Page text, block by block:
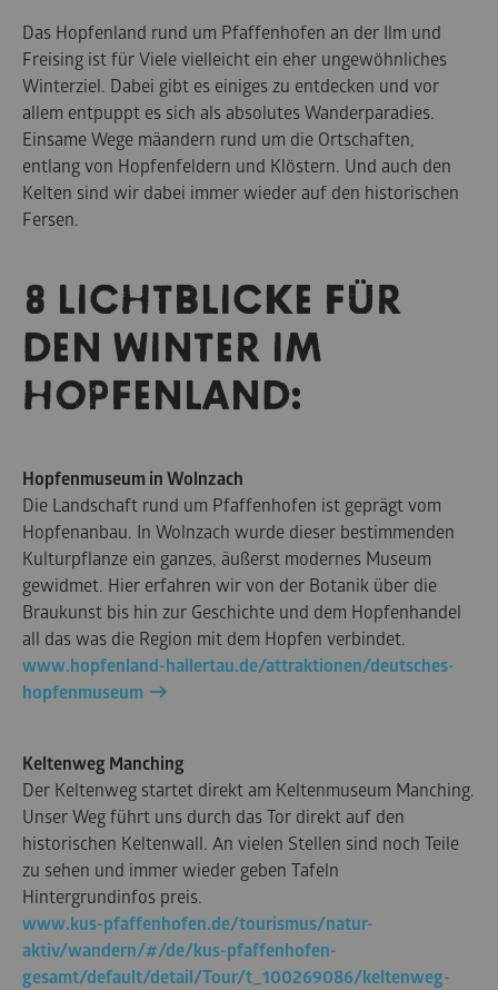
Das Hopfenland rund um Pfaffenhofen an der Ilm und
Freising ist für Viele vielleicht ein eher ungewöhnliches
Winterziel. Dabei gibt es einiges zu entdecken und vor
allem entpuppt es sich als absolutes Wanderparadies.
Einsame Wege mäandern rund um die Ortschaften,
entlang von Hopfenfeldern und Klöstern. Und auch den
Kelten sind wir dabei immer wieder auf den historischen
Fersen.
8 LICHTBLICKE FÜR
DEN WINTER IM
HOPFENLAND:
Hopfenmuseum in Wolnzach
Die Landschaft rund um Pfaffenhofen ist geprägt vom
Hopfenanbau. In Wolnzach wurde dieser bestimmenden
Kulturpflanze ein ganzes, äußerst modernes Museum
gewidmet. Hier erfahren wir von der Botanik über die
Braukunst bis hin zur Geschichte und dem Hopfenhandel
all das was die Region mit dem Hopfen verbindet.
www.hopfenland-hallertau.de/attraktionen/deutsches-
hopfenmuseum
Keltenweg Manching
Der Keltenweg startet direkt am Keltenmuseum Manching.
Unser Weg führt uns durch das Tor direkt auf den
historischen Keltenwall. An vielen Stellen sind noch Teile
zu sehen und immer wieder geben Tafeln
Hintergrundinfos preis.
www.kus-pfaffenhofen.de/tourismus/natur-
aktiv/wandern/#/de/kus-pfaffenhofen-
gesamt/default/detail/Tour/t_100269086/keltenweg-